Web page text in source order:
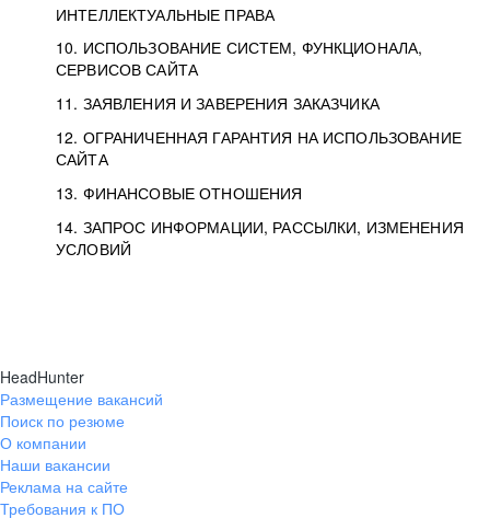
ИНТЕЛЛЕКТУАЛЬНЫЕ ПРАВА
10. ИСПОЛЬЗОВАНИЕ СИСТЕМ, ФУНКЦИОНАЛА,
СЕРВИСОВ САЙТА
11. ЗАЯВЛЕНИЯ И ЗАВЕРЕНИЯ ЗАКАЗЧИКА
12. ОГРАНИЧЕННАЯ ГАРАНТИЯ НА ИСПОЛЬЗОВАНИЕ
САЙТА
13. ФИНАНСОВЫЕ ОТНОШЕНИЯ
14. ЗАПРОС ИНФОРМАЦИИ, РАССЫЛКИ, ИЗМЕНЕНИЯ
УСЛОВИЙ
HeadHunter
Размещение вакансий
Поиск по резюме
О компании
Наши вакансии
Реклама на сайте
Требования к ПО